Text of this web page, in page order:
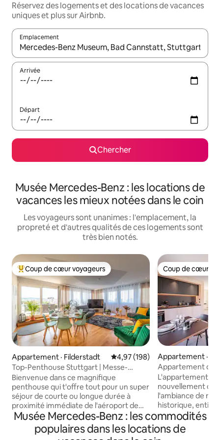
Réservez des logements et des locations de vacances
uniques et plus sur Airbnb.
Emplacement
Quand les résultats sont affichés, parcourez-les en utilisant
Arrivée
Départ
Chercher
Musée Mercedes-Benz : les locations de
vacances les mieux notées dans le coin
Les voyageurs sont unanimes : l'emplacement, la
propreté et d'autres qualités de ces logements sont
très bien notés.
Coup de cœur voyageurs parmi les plus aimés
Coup de cœur voyageurs
Appartement · Filderstadt Note moyenne de 4,97 sur 5,
4,97 (198)
Top-Penthouse Stuttgart | Messe-
Airport | Terrasse
Bienvenue dans ce magnifique
penthouse qui t'offre tout pour un super
séjour de courte ou longue durée à
proximité immédiate de l'aéroport de
Stuttgart et de la foire : → 4 lits doubles
king-size → 2 salles de bain → 3 chambres
pouvant accueillir jusqu'à 8 personnes →
Coup de cœur
Coup de cœur
Appartement ·
Appartement
L'appartement
nouvellement
l'ambiance de
historique,
votre camp de
combine une
avec le confort
Musée Mercedes-Benz : les commodités
populaires dans les locations de